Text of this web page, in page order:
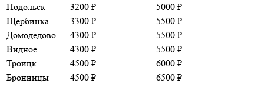
Подольск
3200 ₽
5000 ₽
Щербинка
3300 ₽
5500 ₽
Домодедово
4300 ₽
5500 ₽
Видное
4300 ₽
5500 ₽
Троицк
4500 ₽
6000 ₽
Бронницы
4500 ₽
6500 ₽